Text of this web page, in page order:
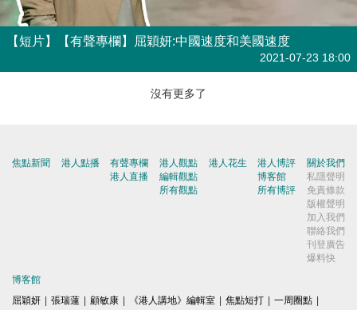
【短片】【有聲專欄】屈穎妍:中國速度和美國速度
2021-07-23 18:00
沒有更多了
焦點新聞 港人點播
有聲專欄
港人直播
港人觀點
編輯觀點
所有觀點
港人花生
港人博評
博客館
所有博評
關於我們
私隱聲明
免責條款
版權聲明
加入我們
聯絡我們
刊登廣告
爆料快
博客館
屈穎妍 | 張瑞蓮 | 顧敏康 | 《港人講地》編輯室 | 焦點短打 | 一周圈點 |